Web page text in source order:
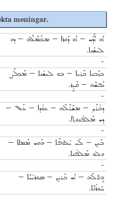
meningar.
ܐܘ ܐܰܕܰܝ – ܐܘ ܕܰܘܪܐ – ܡܟܰܡܶܠܶܗ – ܕܘ
ܠܝܫܳܢܐ.
-
ܒܙܰܒܢܐ ܟܰܪܝܐ – ܒܘ ܠܝܫܳܢܐ – ܡܰܟ݂ܠܰܨ
ܢܰܦܫܶܗ – ܩܰܕܷܪ.
-
ܕܟܳܪܰܟ݂ – ܡܫܰܪܶܠܶܗ – ܥܘܳܕܐ – ܥܰܠ –
ܕܝ ܡܰܠܦܳܢܘܬ݂ܐ.
-
ܒܰܝܢ – ܠܰܝ ܝܳܠܘܦܶܐ – ܗܰܘܝ ܡܰܡܠܐ –
ܘܠܘ ܡܰܠܦܳܢܐ.
-
ܟܷܬܠܰܗ – ܐܝ ܟܰܪܝܢ – ܣܘܪܝܳܝܶܐ –
ܚܰܘܪܳܢܶܐ.